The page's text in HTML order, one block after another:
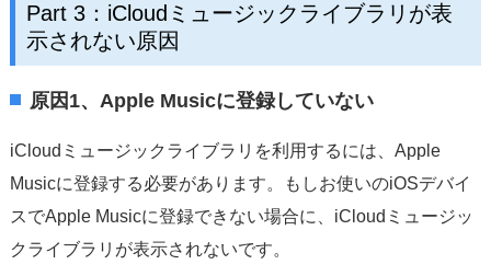
Part 3：iCloudミュージックライブラリが表
示されない原因
原因1、Apple Musicに登録していない
iCloudミュージックライブラリを利用するには、Apple
Musicに登録する必要があります。もしお使いのiOSデバイ
スでApple Musicに登録できない場合に、iCloudミュージッ
クライブラリが表示されないです。